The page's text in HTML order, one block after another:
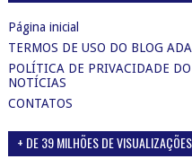
Página inicial
TERMOS DE USO DO BLOG
POLÍTICA DE PRIVACIDADE
NOTÍCIAS
CONTATOS
+ DE 39 MILHÕES DE VISUALIZAÇÕES